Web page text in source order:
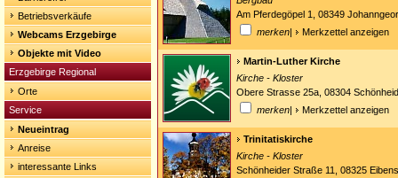
Betriebsverkäufe
Webcams Erzgebirge
Objekte mit Video
Erzgebirge Regional
Orte
Service
Neueintrag
Anreise
interessante Links
Am Pferdegöpel 1, 08349
merken| Merkzettel anzeigen
Martin-Luther Kirche
Kirche - Kloster
Obere Strasse 25a, 08304
merken| Merkzettel anzeigen
Trinitatiskirche
Kirche - Kloster
Schönheider Straße 11, 08325